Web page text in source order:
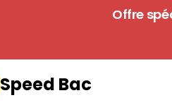
Offre
Speed Bac